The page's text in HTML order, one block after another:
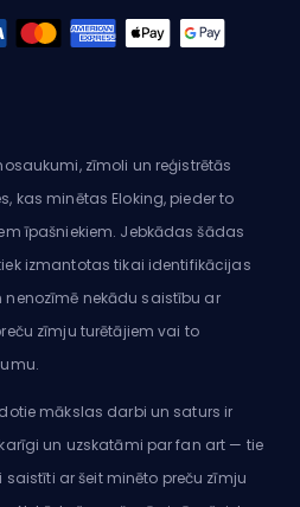
zīmoli un reģistrētās
kas minētas Eloking, pieder to
īpašniekiem. Jebkādas šādas
izmantotas tikai identifikācijas
nenozīmē nekādu saistību ar
zīmju turētājiem vai to
mākslas darbi un saturs ir
un uzskatāmi par fan art — tie
saistīti ar šeit minēto preču zīmju